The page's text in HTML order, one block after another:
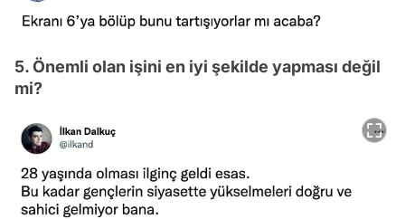
5. Önemli olan işini en iyi şekilde yapması değil
mi?